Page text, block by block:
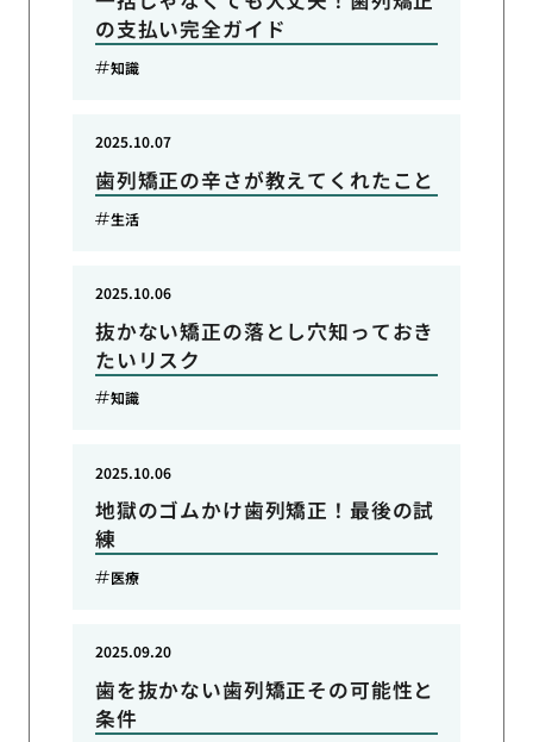
の支払い完全ガイド
知識
歯列矯正の辛さが教えてくれたこと
2025.10.07
生活
抜かない矯正の落とし穴知っておき
たいリスク
2025.10.06
知識
地獄のゴムかけ歯列矯正！最後の試
練
2025.10.06
医療
歯を抜かない歯列矯正その可能性と
条件
2025.09.20